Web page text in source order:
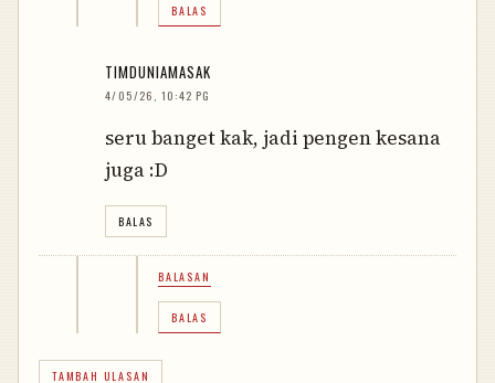
BALAS
TIMDUNIAMASAK
4/05/26, 10:42 PG
seru banget kak, jadi pengen kesana
juga :D
BALAS
BALASAN
BALAS
TAMBAH ULASAN